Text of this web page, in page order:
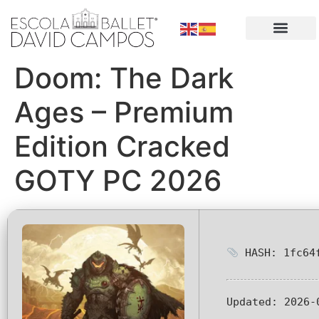
Doom: The Dark
Ages – Premium
Edition Cracked
GOTY PC 2026
HASH:
Updated: 2026-